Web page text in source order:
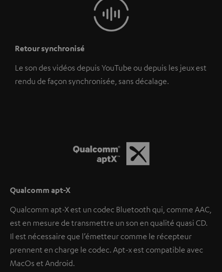
Retour synchronisé
Le son des vidéos depuis YouTube ou depuis les jeux est
rendu de façon synchronisée, sans décalage.
Qualcomm apt-X
Qualcomm apt-X est un codec Bluetooth qui, comme AAC,
est en mesure de transmettre un son en qualité quasi CD.
Il est nécessaire que l’émetteur comme le récepteur
prennent en charge le codec. Apt-x est compatible avec
MacOs et Android.